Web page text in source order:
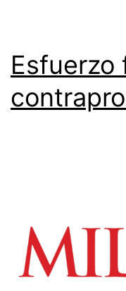
Esfuerzo